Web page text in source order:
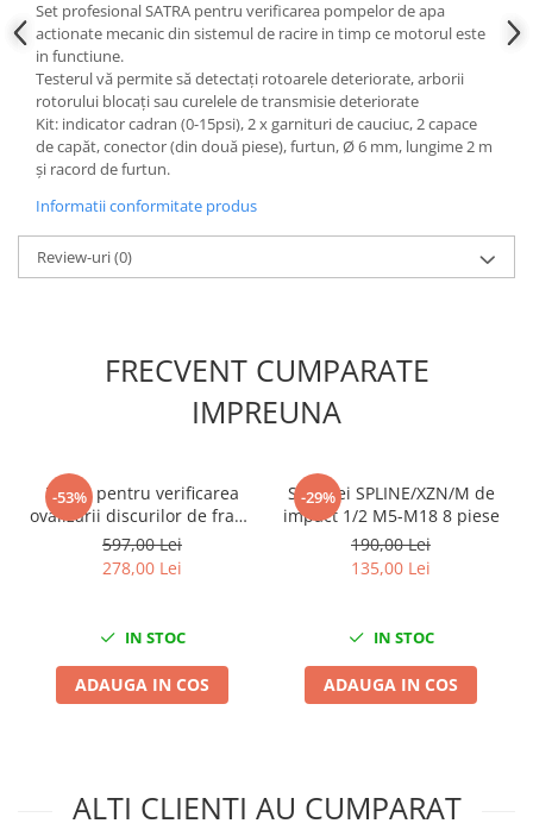
Slefuitoare electrice
Scule fixare distributie
Alfa romeo
Audi
Bmw
Chrysler
Citroen
Dacia
Mazda
Mercedes
Renault
Set profesional SATRA pentru verificarea pompelor de apa
actionate mecanic din sistemul de racire in timp ce motorul este
in functiune.
Testerul vă permite să detectați rotoarele deteriorate, arborii
rotorului blocați sau curelele de transmisie deteriorate
Kit: indicator cadran (0-15psi), 2 x garnituri de cauciuc, 2 capace
de capăt, conector (din două piese), furtun, Ø 6 mm, lungime 2 m
și racord de furtun.
Informatii conformitate produs
Review-uri(0)
FRECVENT CUMPARATE
IMPREUNA
-53%
Trusa pentru verificarea
ovalizarii discurilor de frana
cu ceas comparator
597,00 Lei
278,00 Lei
IN STOC
ADAUGA IN COS
-29%
Set chei SPLINE/XZN/M de
impact 1/2 M5-M18 8 piese
190,00 Lei
135,00 Lei
IN STOC
ADAUGA IN COS
ALTI CLIENTI AU CUMPARAT